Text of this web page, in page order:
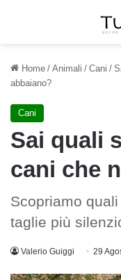
Home / Animali / Cani /
abbaiano?
Cani
Sai quali
cani che
Scopriamo
taglie più
Valerio Guiggi 29